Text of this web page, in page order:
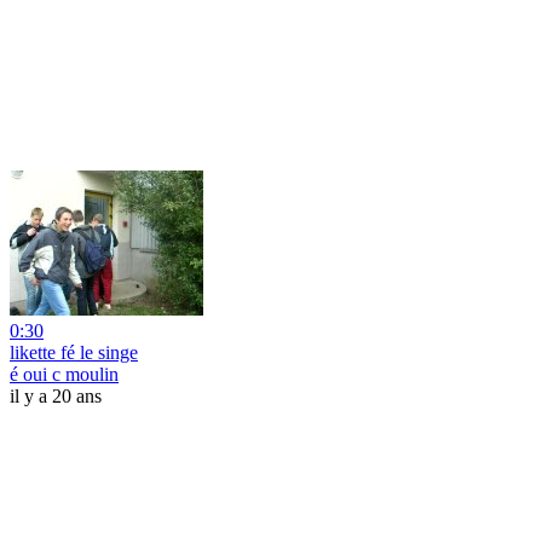
0:30
likette fé le singe
é oui c moulin
il y a 20 ans